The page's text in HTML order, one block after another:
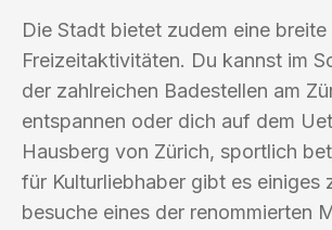
Die Stadt bietet zudem eine breite
Freizeitaktivitäten. Du kannst im
der zahlreichen Badestellen am
entspannen oder dich auf dem
Hausberg von Zürich, sportlich
für Kulturliebhaber gibt es einiges
besuche eines der renommierten